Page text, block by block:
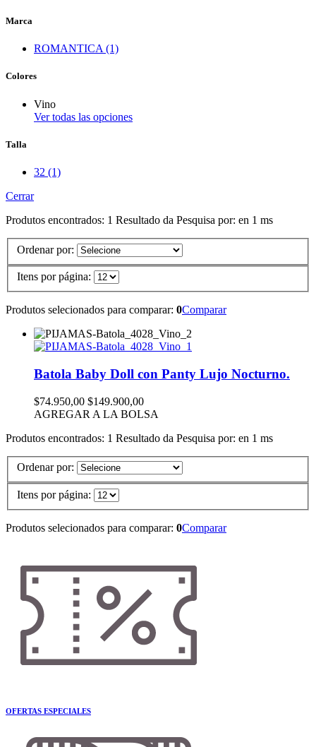
Marca
ROMANTICA (1)
Colores
Vino
Ver todas las opciones
Talla
32 (1)
Cerrar
Produtos encontrados: 1 Resultado da Pesquisa por: en 1 ms
Ordenar por:
Itens por página:
Produtos selecionados para comparar: 0Comparar
Batola Baby Doll con Panty Lujo Nocturno.
$74.950,00 $149.900,00
AGREGAR A LA BOLSA
Produtos encontrados: 1 Resultado da Pesquisa por: en 1 ms
Ordenar por:
Itens por página:
Produtos selecionados para comparar: 0Comparar
OFERTAS ESPECIALES